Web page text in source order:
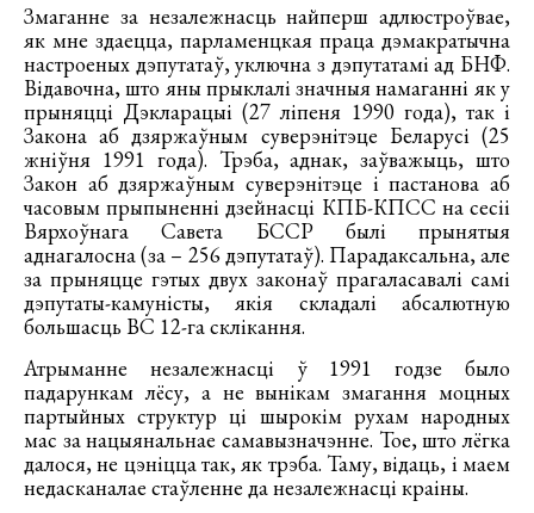
Змаганне за незалежнасць найперш адлюстроўвае,
як мне здаецца, парламенцкая праца дэмакратычна
настроеных дэпутатаў, уключна з дэпутатамі ад БНФ.
Відавочна, што яны прыклалі значныя намаганні як у
прыняцці Дэкларацыі (27 ліпеня 1990 года), так і
Закона аб дзяржаўным суверэнітэце Беларусі (25
жніўня 1991 года). Трэба, аднак, заўважыць, што
Закон аб дзяржаўным суверэнітэце і пастанова аб
часовым прыпыненні дзейнасці КПБ-КПСС на сесіі
Вярхоўнага Савета БССР былі прынятыя
аднагалосна (за – 256 дэпутатаў). Парадаксальна, але
за прыняцце гэтых двух законаў прагаласавалі самі
дэпутаты-камуністы, якія складалі абсалютную
большасць ВС 12-га склікання.
Атрыманне незалежнасці ў 1991 годзе было
падарункам лёсу, а не вынікам змагання моцных
партыйных структур ці шырокім рухам народных
мас за нацыянальнае самавызначэнне. Тое, што лёгка
далося, не цэніцца так, як трэба. Таму, відаць, і маем
недасканалае стаўленне да незалежнасці краіны.